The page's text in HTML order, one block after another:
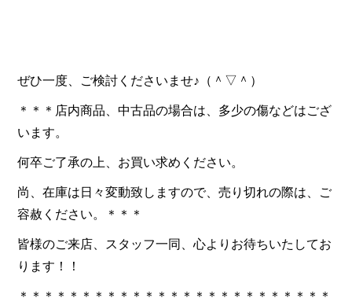
ぜひ一度、ご検討くださいませ♪（＾▽＾）
＊＊＊店内商品、中古品の場合は、多少の傷などはござ
います。
何卒ご了承の上、お買い求めください。
尚、在庫は日々変動致しますので、売り切れの際は、ご
容赦ください。＊＊＊
皆様のご来店、スタッフ一同、心よりお待ちいたしてお
ります！！
＊＊＊＊＊＊＊＊＊＊＊＊＊＊＊＊＊＊＊＊＊＊＊＊＊